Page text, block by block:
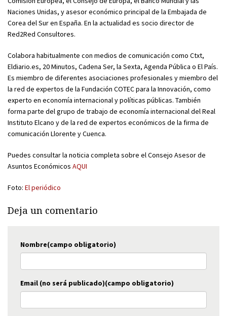
Naciones Unidas, y asesor económico principal de la Embajada de
Corea del Sur en España. En la actualidad es socio director de
Red2Red Consultores.
Colabora habitualmente con medios de comunicación como Ctxt,
Eldiario.es, 20 Minutos, Cadena Ser, la Sexta, Agenda Pública o El País.
Es miembro de diferentes asociaciones profesionales y miembro del
la red de expertos de la Fundación COTEC para la Innovación, como
experto en economía internacional y políticas públicas. También
forma parte del grupo de trabajo de economía internacional del Real
Instituto Elcano y de la red de expertos económicos de la firma de
comunicación Llorente y Cuenca.
Puedes consultar la noticia completa sobre el Consejo Asesor de
Asuntos Económicos AQUI
Foto: El periódico
Deja un comentario
Nombre(campo obligatorio)
Email (no será publicado)(campo obligatorio)